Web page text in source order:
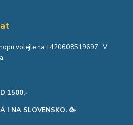
volejte na +420608519697 . V
1500,-
I NA SLOVENSKO. 🥳